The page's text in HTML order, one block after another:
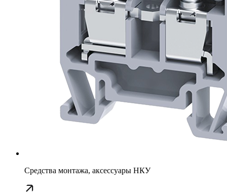
Средства монтажа, аксессуары НКУ